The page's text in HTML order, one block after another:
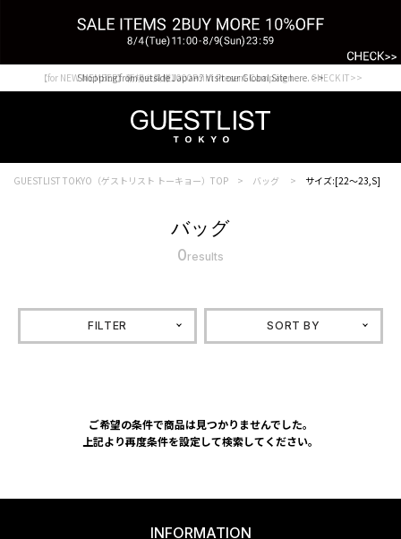
Shopping from outside Japan? Visit our Global Site here. >>
【for NEW MEMBER】新規会員様1000Point Present Campaign CHECK IT>>
GUESTLIST TOKYO（ゲストリスト トーキョー）TOP バッグ サイズ:[22～23,S]
バッグ
0results
FILTER SORT BY
ご希望の条件で商品は見つかりませんでした。
上記より再度条件を設定して検索してください。
INFORMATION